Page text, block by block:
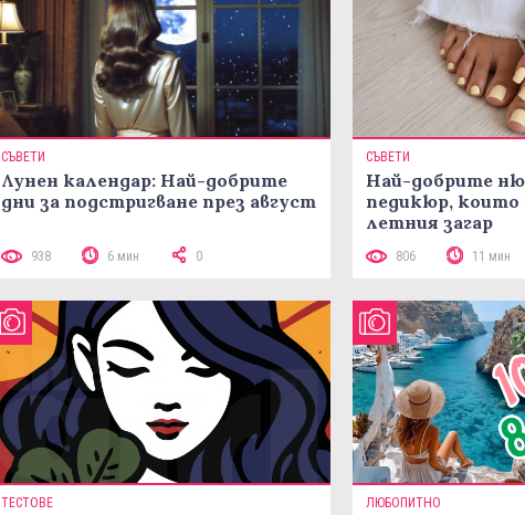
СЪВЕТИ
Лунен календар: Най-добрите
дни за подстригване през август
938 6 мин 0
СЪВЕТИ
Най-добрите
педикюр,
летния загар
806 11 мин
ТЕСТОВЕ ЛЮБОПИТНО